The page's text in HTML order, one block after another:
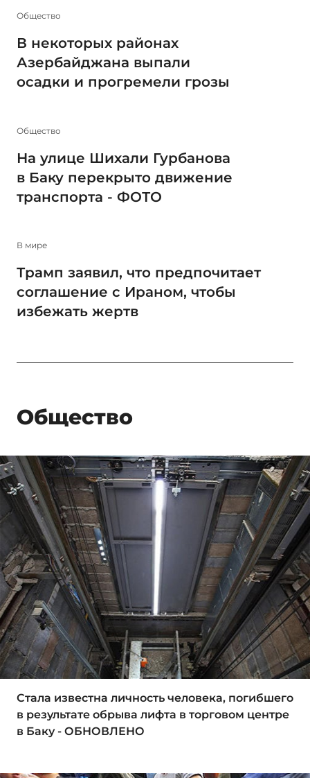
Общество
В некоторых районах
Азербайджана выпали
осадки и прогремели грозы
Общество
На улице Шихали Гурбанова
в Баку перекрыто движение
транспорта - ФОТО
В мире
Трамп заявил, что предпочитает
соглашение с Ираном, чтобы
избежать жертв
Общество
Стала известна личность человека, погибшего
в результате обрыва лифта в торговом центре
в Баку - ОБНОВЛЕНО